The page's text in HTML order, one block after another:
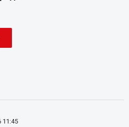
11:45